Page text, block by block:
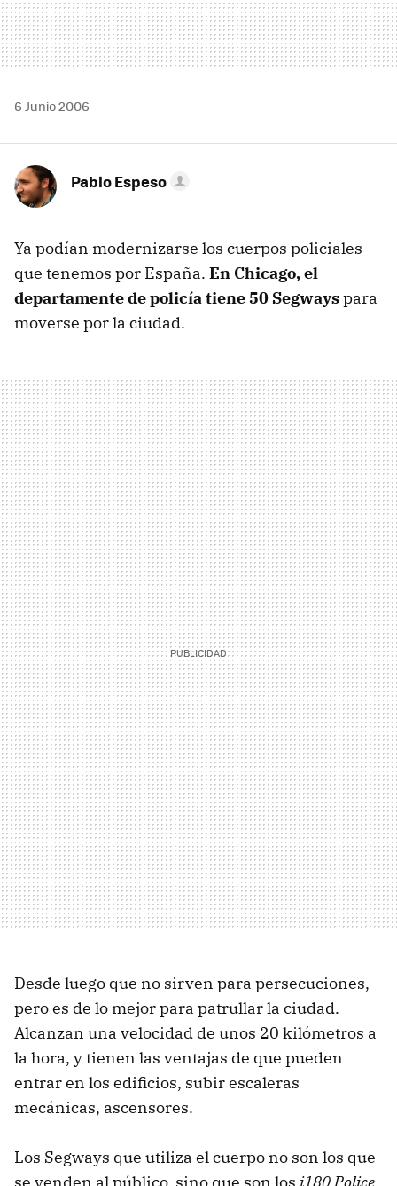
6 Junio 2006
Pablo Espeso
Ya podían modernizarse los cuerpos policiales
que tenemos por España. En Chicago, el
departamente de policía tiene 50 Segwayspara
moverse por la ciudad.
Desde luego que no sirven para persecuciones,
pero es de lo mejor para patrullar la ciudad.
Alcanzan una velocidad de unos 20 kilómetros a
la hora, y tienen las ventajas de que pueden
entrar en los edificios, subir escaleras
mecánicas, ascensores.
Los Segways que utiliza el cuerpo no son los que